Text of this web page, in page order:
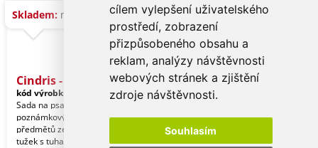
cílem vylepšení uživatelského
prostředí, zobrazení
přizpůsobeného obsahu a
reklam, analýzy návštěvnosti
webových stránek a zjištění
zdroje návštěvnosti.
Souhlasím
Skladem: na dotaz
Cindris - Sada
kód výrobku:
20386000000
Sada na psaní a vybarvování s
poznámkovým blokem. Zábavná sada
předmětů ze dřeva, která se skládá z
tužek s tuhami různý